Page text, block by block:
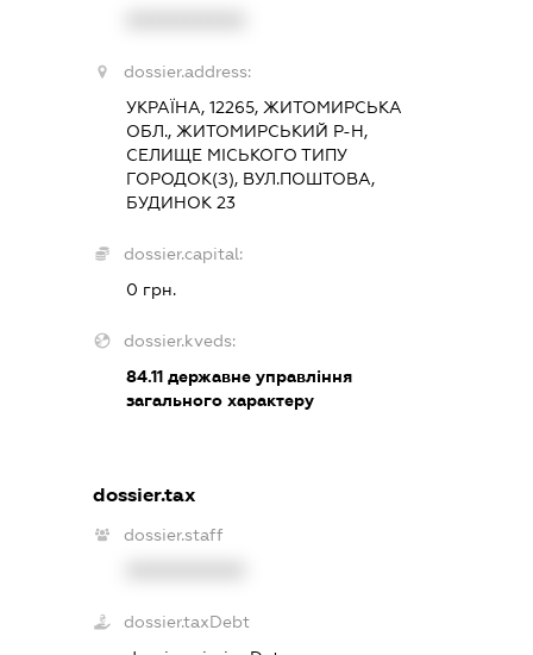
dossier.address:
УКРАЇНА, 12265, ЖИТОМИРСЬКА
ОБЛ., ЖИТОМИРСЬКИЙ Р-Н,
СЕЛИЩЕ МІСЬКОГО ТИПУ
ГОРОДОК(З), ВУЛ.ПОШТОВА,
БУДИНОК 23
dossier.capital:
0 грн.
dossier.kveds:
84.11державне управління
загального характеру
dossier.tax
dossier.staff
dossier.taxDebt